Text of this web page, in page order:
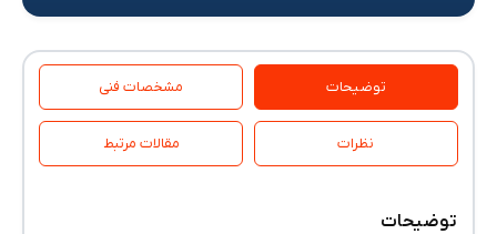
توضیحات مشخصات فنی
نظرات مقالات مرتبط
توضیحات